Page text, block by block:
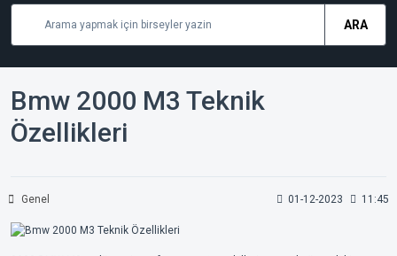
ARA
Bmw 2000 M3 Teknik
Özellikleri
Genel 01-12-2023 11:45